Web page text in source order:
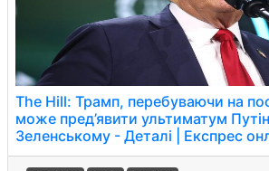
The Hill: Трамп, перебуваючи на
може пред’явити ультиматум
Зеленському - Деталі | Експрес